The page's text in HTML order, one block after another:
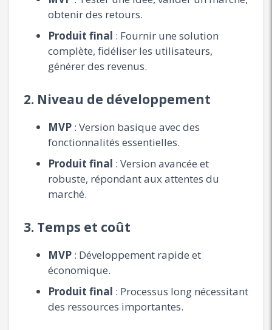
obtenir des retours.
Produit final : Fournir une solution
complète, fidéliser les utilisateurs,
générer des revenus.
2. Niveau de développement
MVP : Version basique avec des
fonctionnalités essentielles.
Produit final : Version avancée et
robuste, répondant aux attentes du
marché.
3. Temps et coût
MVP : Développement rapide et
économique.
Produit final : Processus long nécessitant
des ressources importantes.